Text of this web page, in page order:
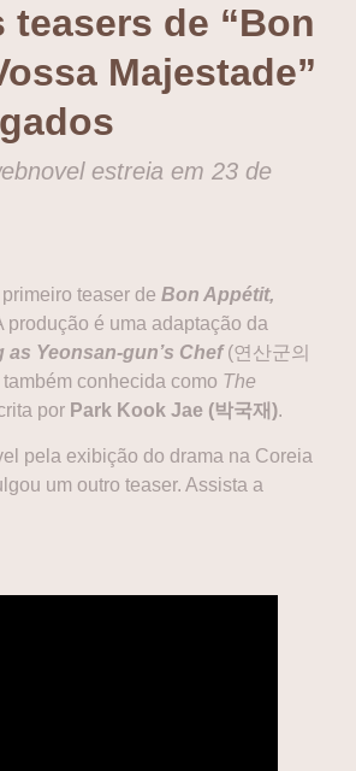
teasers de “Bon
Majestade”
estreia em 23 de
teaser de Bon Appétit,
produção é uma adaptação da
as Yeonsan-gun’s Chef(연산군의
conhecida como The
por Park Kook Jae (박국재).
pela exibição do drama na Coreia
um outro teaser. Assista a